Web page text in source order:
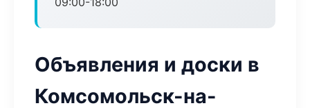
Объявления и доски в
Комсомольск-на-